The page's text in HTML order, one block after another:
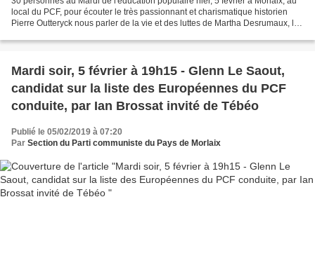
local du PCF, pour écouter le très passionnant et charismatique historien
Pierre Outteryck nous parler de la vie et des luttes de Martha Desrumaux, la
Mardi soir, 5 février à 19h15 - Glenn Le Saout,
candidat sur la liste des Européennes du PCF
conduite, par Ian Brossat invité de Tébéo
Publié le 05/02/2019 à 07:20
Par Section du Parti communiste du Pays de Morlaix